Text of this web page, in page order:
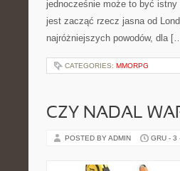
jednocześnie może to być
jest zacząć rzecz jasna od
najróżniejszych powodów, dla
CATEGORIES: MMORPG
CZY NADAL
POSTED BY ADMIN GRU - 3